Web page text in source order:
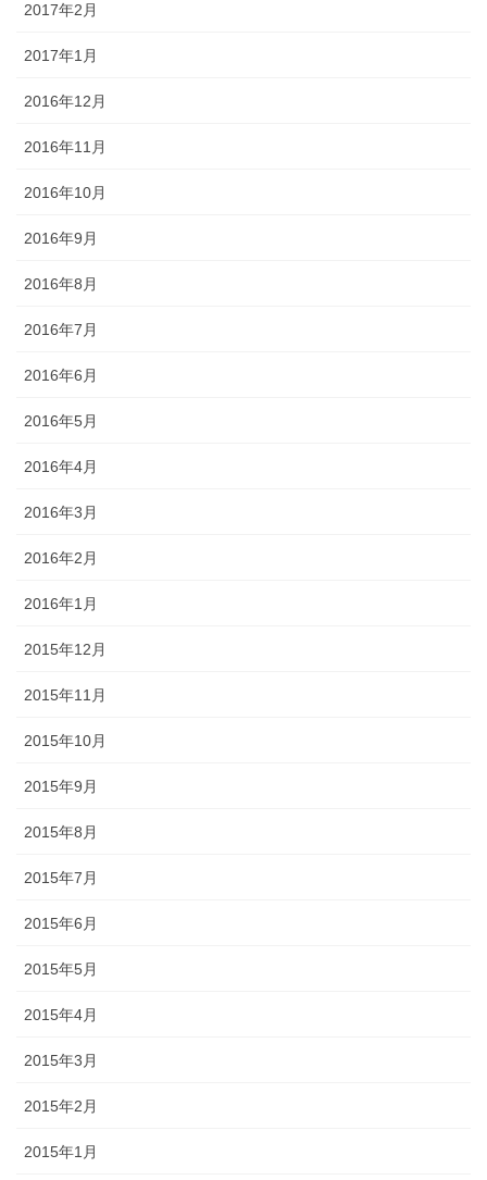
2017年2月
2017年1月
2016年12月
2016年11月
2016年10月
2016年9月
2016年8月
2016年7月
2016年6月
2016年5月
2016年4月
2016年3月
2016年2月
2016年1月
2015年12月
2015年11月
2015年10月
2015年9月
2015年8月
2015年7月
2015年6月
2015年5月
2015年4月
2015年3月
2015年2月
2015年1月